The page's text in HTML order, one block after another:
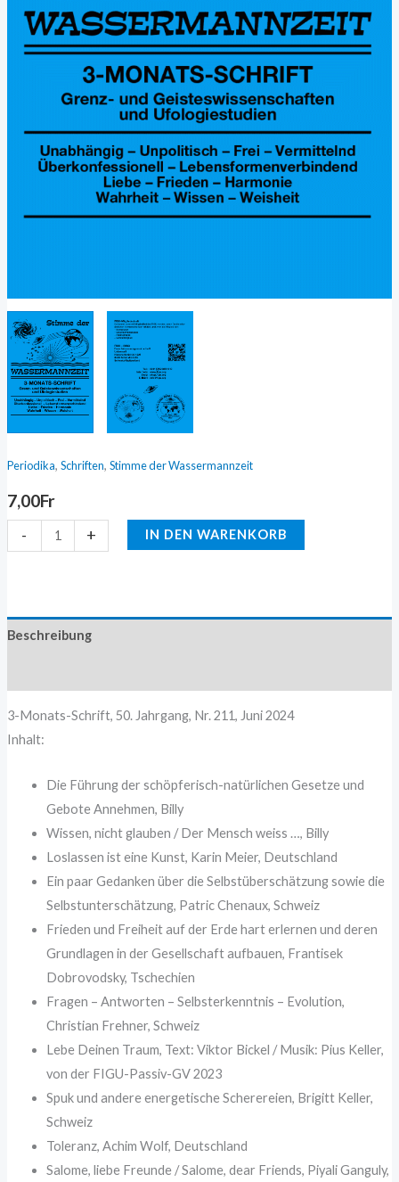
Periodika, Schriften, Stimme der Wassermannzeit
7,00Fr
- + IN DEN WARENKORB
Beschreibung
3-Monats-Schrift, 50. Jahrgang, Nr. 211, Juni 2024
Inhalt:
Die Führung der schöpferisch-natürlichen Gesetze und
Gebote Annehmen, Billy
Wissen, nicht glauben / Der Mensch weiss …, Billy
Loslassen ist eine Kunst, Karin Meier, Deutschland
Ein paar Gedanken über die Selbstüberschätzung sowie die
Selbstunterschätzung, Patric Chenaux, Schweiz
Frieden und Freiheit auf der Erde hart erlernen und deren
Grundlagen in der Gesellschaft aufbauen, Frantisek
Dobrovodsky, Tschechien
Fragen – Antworten – Selbsterkenntnis – Evolution,
Christian Frehner, Schweiz
Lebe Deinen Traum, Text: Viktor Bickel / Musik: Pius Keller,
von der FIGU-Passiv-GV 2023
Spuk und andere energetische Scherereien, Brigitt Keller,
Schweiz
Toleranz, Achim Wolf, Deutschland
Salome, liebe Freunde / Salome, dear Friends, Piyali Ganguly,